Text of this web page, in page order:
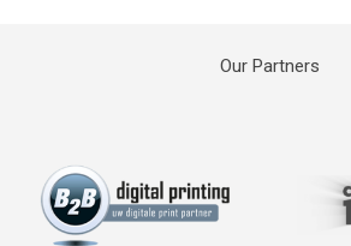
Our Partners